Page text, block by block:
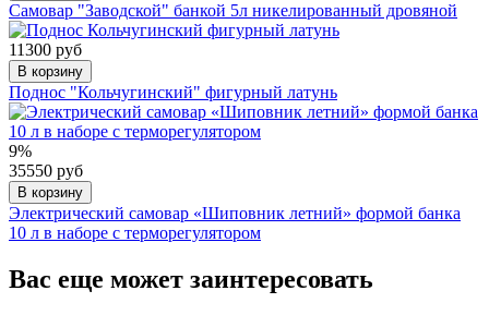
Самовар "Заводской" банкой 5л никелированный дровяной
11300 руб
В корзину
Поднос "Кольчугинский" фигурный латунь
9%
35550 руб
В корзину
Электрический самовар «Шиповник летний» формой банка
10 л в наборе с терморегулятором
Вас еще может заинтересовать